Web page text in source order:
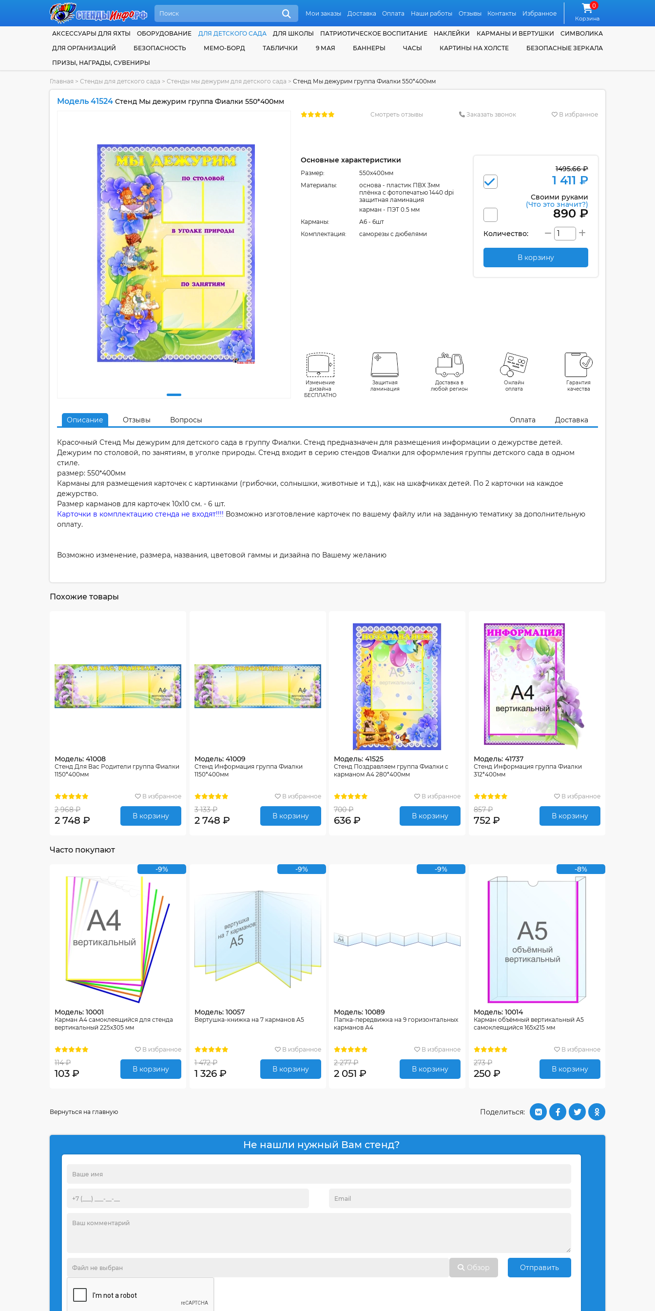
Мои заказы Доставка Оплата Наши работы Отзывы Контакты Избранное
0
Корзина
АКСЕССУАРЫ ДЛЯ ЯХТЫ ОБОРУДОВАНИЕ ДЛЯ ДЕТСКОГО САДА ДЛЯ ШКОЛЫ ПАТРИОТИЧЕСКОЕ ВОСПИТАНИЕ НАКЛЕЙКИ КАРМАНЫ И ВЕРТУШКИ
СИМВОЛИКА
ДЛЯ ОРГАНИЗАЦИЙ
БЕЗОПАСНОСТЬ МЕМО-БОРД ТАБЛИЧКИ 9 МАЯ БАННЕРЫ ЧАСЫ КАРТИНЫ НА ХОЛСТЕ
БЕЗОПАСНЫЕ ЗЕРКАЛА
ПРИЗЫ, НАГРАДЫ, СУВЕНИРЫ
Главная > Стенды для детского сада > Стенды мы дежурим для детского сада > Стенд Мы дежурим группа Фиалки 550*400мм
Модель 41524 Стенд Мы дежурим группа Фиалки 550*400мм
Смотреть отзывы Заказать звонок В избранное
Основные характеристики
Размер:
550x400мм
Материалы:
основа - пластик ПВХ 3мм
плёнка с фотопечатью 1440 dpi
защитная ламинация
карман - ПЭТ 0.5 мм
Карманы:
А6 - 6шт
Комплектация:
cаморезы с дюбелями
1495.66 ₽
1 411 ₽
Своими руками
(Что это значит?)
890 ₽
Количество:
В корзину
Изменение
дизайна
БЕСПЛАТНО
Защитная
ламинация
Доставка в
любой регион
Онлайн
оплата
Гарантия
качества
Описание Отзывы Вопросы Оплата Доставка
Красочный Стенд Мы дежурим для детского сада в группу Фиалки. Стенд предназначен для размещения информации о дежурстве детей.
Дежурим по столовой, по занятиям, в уголке природы. Стенд входит в серию стендов Фиалки для оформления группы детского сада в одном
стиле.
размер: 550*400мм
Карманы для размещения карточек с картинками (грибочки, солнышки, животные и т.д.), как на шкафчиках детей. По 2 карточки на каждое
дежурство.
Размер карманов для карточек 10х10 см. - 6 шт.
Карточки в комплектацию стенда не входят!!!! Возможно изготовление карточек по вашему файлу или на заданную тематику за дополнительную
оплату.
Возможно изменение, размера, названия, цветовой гаммы и дизайна по Вашему желанию
Похожие товары
Модель: 41008
Стенд Для Вас Родители группа Фиалки
1150*400мм
В избранное
2 968 ₽
2 748 ₽ В корзину
Модель: 41009
Стенд Информация группа Фиалки
1150*400мм
В избранное
3 133 ₽
2 748 ₽ В корзину
Модель: 41525
Стенд Поздравляем группа Фиалки с
карманом А4 280*400мм
В избранное
700 ₽
636 ₽ В корзину
Модель: 41737
Стенд Информация группа Фиалки
312*400мм
В избранное
857 ₽
752 ₽ В корзину
Часто покупают
-9%
Модель: 10001
Карман А4 самоклеящийся для стенда
вертикальный 225х305 мм
В избранное
114 ₽
103 ₽ В корзину
-9%
Модель: 10057
Вертушка-книжка на 7 карманов А5
В избранное
1 472 ₽
1 326 ₽ В корзину
-9%
Модель: 10089
Папка-передвижка на 9 горизонтальных
карманов А4
В избранное
2 277 ₽
2 051 ₽ В корзину
-8%
Модель: 10014
Карман объёмный вертикальный А5
самоклеящийся 165х215 мм
В избранное
273 ₽
250 ₽ В корзину
Поделиться:
Вернуться на главную
Не нашли нужный Вам стенд?
Обзор Отправить